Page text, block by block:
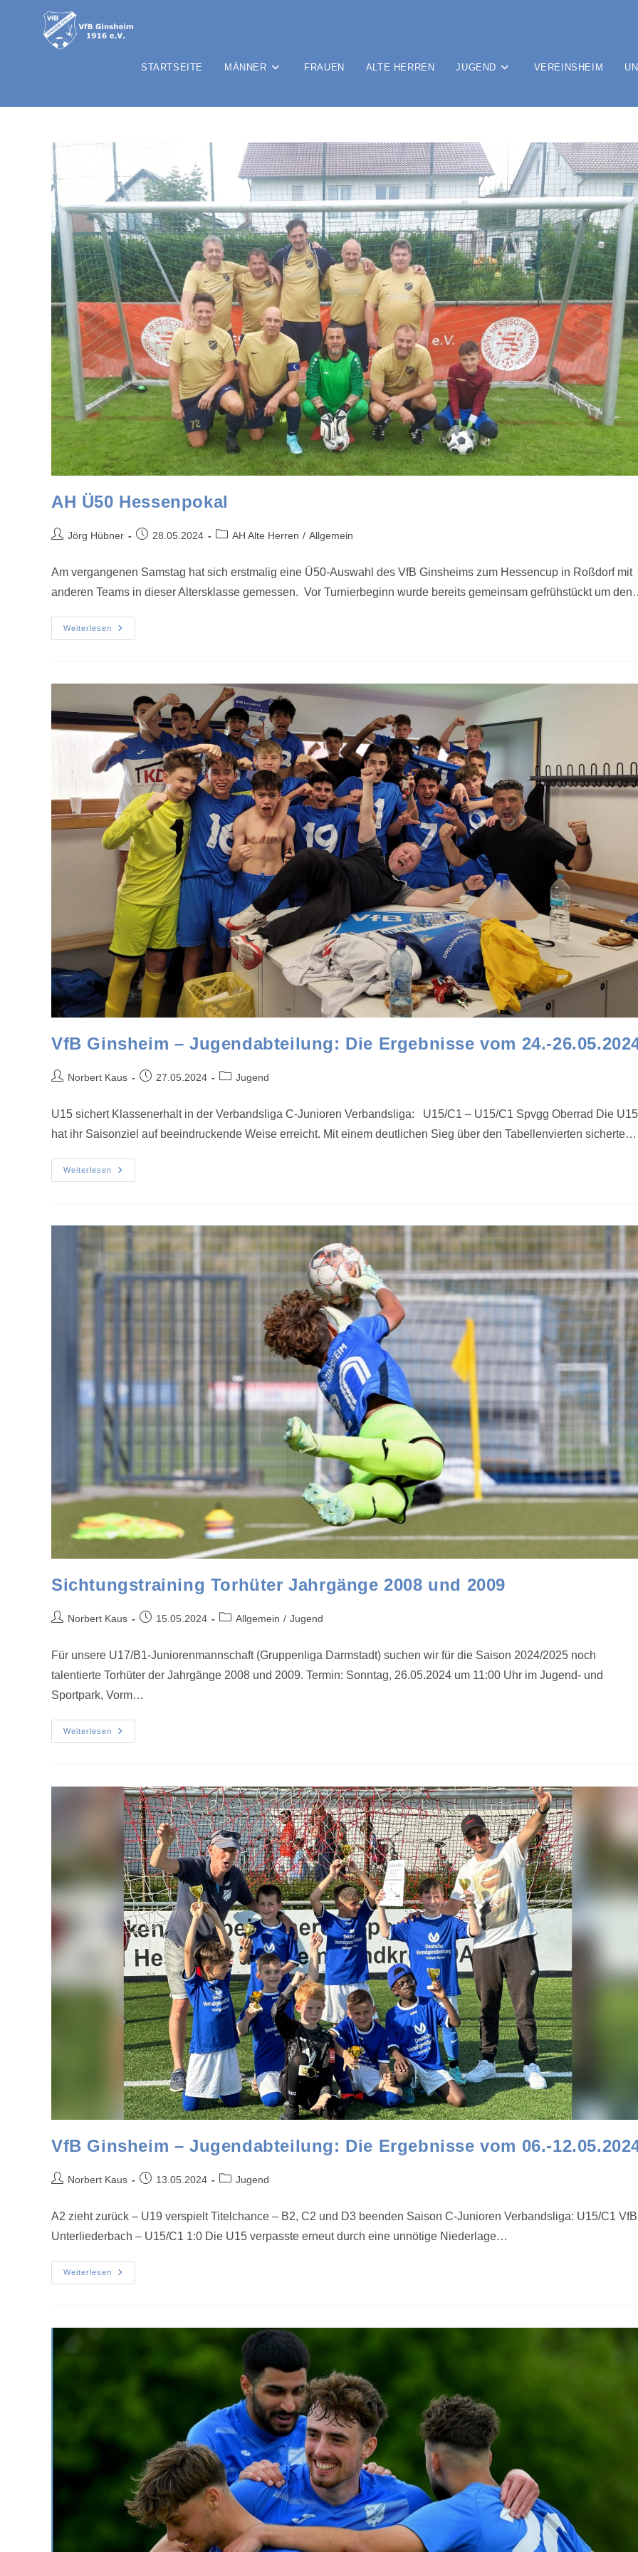
STARTSEITE MÄNNER FRAUEN ALTE HERREN JUGEND VEREINSHEIM
AH Ü50 Hessenpokal
Jörg Hübner 28.05.2024 AH Alte Herren / Allgemein
Am vergangenen Samstag hat sich erstmalig eine Ü50-Auswahl des VfB Ginsheims zum Hessencup in Roßdorf mit
anderen Teams in dieser Altersklasse gemessen. Vor Turnierbeginn wurde bereits gemeinsam gefrühstückt um
Weiterlesen
VfB Ginsheim – Jugendabteilung: Die Ergebnisse vom 24.-
Norbert Kaus 27.05.2024 Jugend
U15 sichert Klassenerhalt in der Verbandsliga C-Junioren Verbandsliga: U15/C1 – U15/C1 Spvgg Oberrad Die U15
hat ihr Saisonziel auf beeindruckende Weise erreicht. Mit einem deutlichen Sieg über den Tabellenvierten sicherte…
Weiterlesen
Sichtungstraining Torhüter Jahrgänge 2008 und 2009
Norbert Kaus 15.05.2024 Allgemein / Jugend
Für unsere U17/B1-Juniorenmannschaft (Gruppenliga Darmstadt) suchen wir für die Saison 2024/2025 noch
talentierte Torhüter der Jahrgänge 2008 und 2009. Termin: Sonntag, 26.05.2024 um 11:00 Uhr im Jugend- und
Sportpark, Vorm…
Weiterlesen
VfB Ginsheim – Jugendabteilung: Die Ergebnisse vom 06.-
Norbert Kaus 13.05.2024 Jugend
A2 zieht zurück – U19 verspielt Titelchance – B2, C2 und D3 beenden Saison C-Junioren Verbandsliga: U15/C1 VfB
Unterliederbach – U15/C1 1:0 Die U15 verpasste erneut durch eine unnötige Niederlage…
Weiterlesen